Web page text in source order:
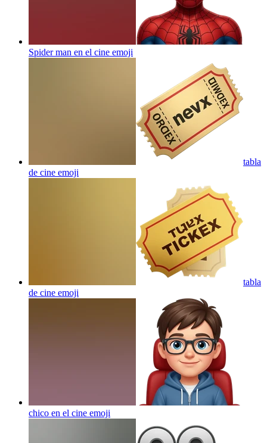
Spider man en el cine emoji
tabla
de cine emoji
tabla
de cine emoji
chico en el cine emoji